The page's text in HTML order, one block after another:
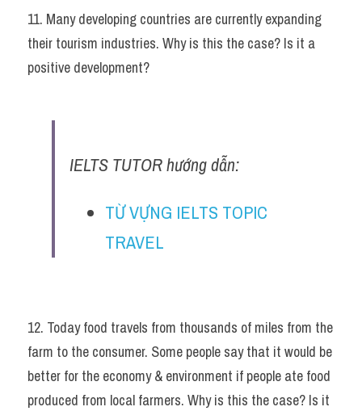
11. Many developing countries are currently expanding
their tourism industries. Why is this the case? Is it a
positive development?
IELTS TUTOR hướng dẫn:
TỪ VỰNG IELTS TOPIC
TRAVEL
12. Today food travels from thousands of miles from the
farm to the consumer. Some people say that it would be
better for the economy & environment if people ate food
produced from local farmers. Why is this the case? Is it